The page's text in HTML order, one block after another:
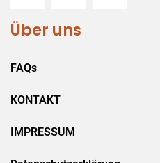
Über uns
FAQs
KONTAKT
IMPRESSUM